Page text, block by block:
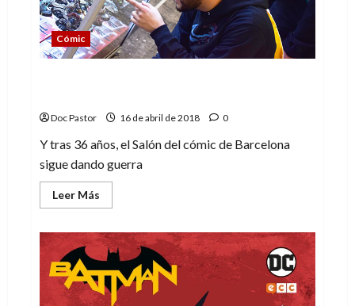
Cómic
Doc Pastor 16 de abril de 2018 0
Y tras 36 años, el Salón del cómic de Barcelona
sigue dando guerra
Leer Más
más
36º
Salón
del
cómic
de
Barcelona: